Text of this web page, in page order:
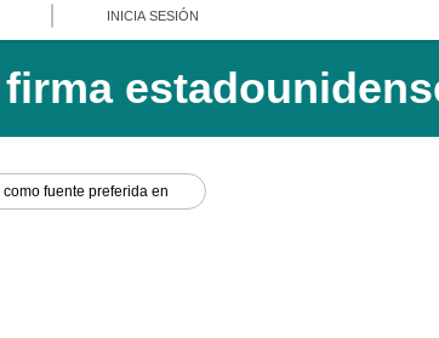
INICIA SESIÓN
como fuente preferida en